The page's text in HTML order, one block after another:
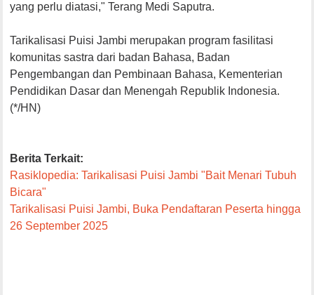
yang perlu diatasi,"Terang Medi Saputra.
Tarikalisasi Puisi Jambi merupakan programfasilitasi
komunitas sastradari badan Bahasa, Badan
Pengembangan dan Pembinaan Bahasa, Kementerian
Pendidikan Dasar dan Menengah Republik Indonesia.
(*/HN)
Berita Terkait:
Rasiklopedia:Tarikalisasi Puisi Jambi "Bait Menari Tubuh
Bicara"
Tarikalisasi Puisi Jambi, Buka Pendaftaran Peserta hingga
26 September 2025